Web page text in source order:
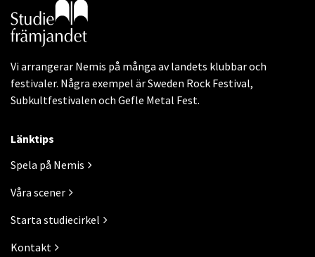
Gå till studiefrämjandets startsida
Vi arrangerar Nemis på många av landets klubbar och
festivaler. Några exempel är Sweden Rock Festival,
Subkultfestivalen och Gefle Metal Fest.
Länktips
Spela på Nemis
Våra scener
Starta studiecirkel
Kontakt